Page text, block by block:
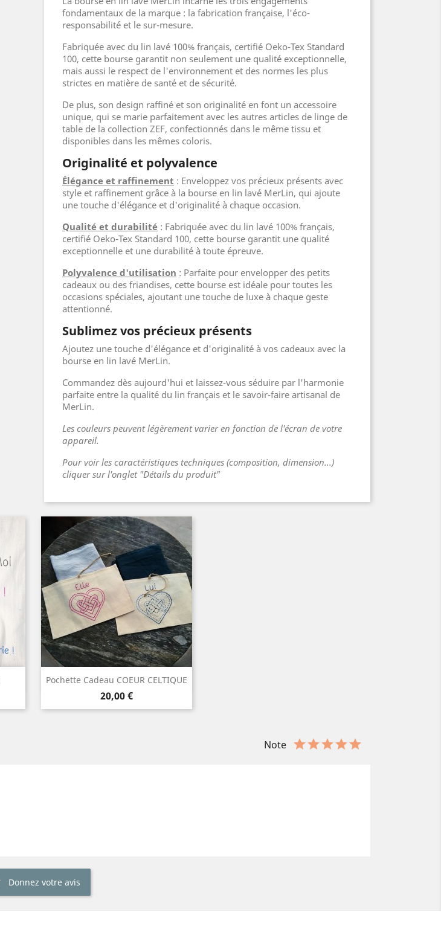
fondamentaux de la marque : la fabrication française, l'éco-
responsabilité et le sur-mesure.
Fabriquée avec du lin lavé 100% français, certifié Oeko-Tex Standard
100, cette bourse garantit non seulement une qualité exceptionnelle,
mais aussi le respect de l'environnement et des normes les plus
strictes en matière de santé et de sécurité.
De plus, son design raffiné et son originalité en font un accessoire
unique, qui se marie parfaitement avec les autres articles de linge de
table de la collection ZEF, confectionnés dans le même tissu et
disponibles dans les mêmes coloris.
Originalité et polyvalence
Élégance et raffinement : Enveloppez vos précieux présents avec
style et raffinement grâce à la bourse en lin lavé MerLin, qui ajoute
une touche d'élégance et d'originalité à chaque occasion.
Qualité et durabilité : Fabriquée avec du lin lavé 100% français,
certifié Oeko-Tex Standard 100, cette bourse garantit une qualité
exceptionnelle et une durabilité à toute épreuve.
Polyvalence d'utilisation : Parfaite pour envelopper des petits
cadeaux ou des friandises, cette bourse est idéale pour toutes les
occasions spéciales, ajoutant une touche de luxe à chaque geste
attentionné.
Sublimez vos précieux présents
Ajoutez une touche d'élégance et d'originalité à vos cadeaux avec la
bourse en lin lavé MerLin.
Commandez dès aujourd'hui et laissez-vous séduire par l'harmonie
parfaite entre la qualité du lin français et le savoir-faire artisanal de
MerLin.
Les couleurs peuvent légèrement varier en fonction de l'écran de votre
appareil.
Pour voir les caractéristiques techniques (composition, dimension...)
cliquer sur l'onglet "Détails du produit"
Pochette Cadeau COEUR CELTIQUE
Prix
20,00 €
Aperçu rapide
Note
Donnez votre avis